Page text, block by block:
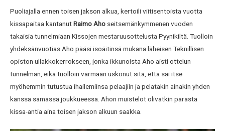
Puoliajalla ennen toisen jakson alkua, kertoili viitisentoista vuotta
kissapaitaa kantanutRaimo Aho seitsemänkymmenen vuoden
takaisia tunnelmiaan Kissojen mestaruusottelusta Pyynikiltä. Tuolloin
yhdeksänvuotias Aho pääsi isoäitinsä mukana läheisen Teknillisen
opiston ullakkokerrokseen, jonka ikkunoista Aho aisti ottelun
tunnelman, eikä tuolloin varmaan uskonut sitä, että sai itse
myöhemmin tutustua ihailemiinsa pelaajiin ja pelatakin ainakin yhden
kanssa samassa joukkueessa. Ahon muistelot olivatkin parasta
kissa-antia aina toisen jakson alkuun saakka.